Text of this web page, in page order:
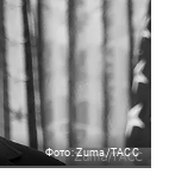
Фото: Zuma/ТАСС